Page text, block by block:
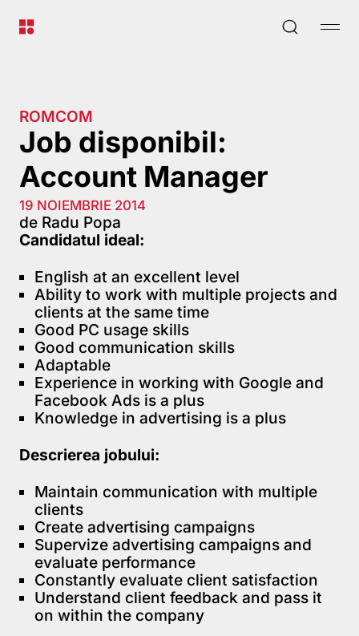
ROMCOM
Job disponibil:
Account Manager
19 NOIEMBRIE 2014
de Radu Popa
Candidatul ideal:
English at an excellent level
Ability to work with multiple projects and
clients at the same time
Good PC usage skills
Good communication skills
Adaptable
Experience in working with Google and
Facebook Ads is a plus
Knowledge in advertising is a plus
Descrierea jobului:
Maintain communication with multiple
clients
Create advertising campaigns
Supervize advertising campaigns and
evaluate performance
Constantly evaluate client satisfaction
Understand client feedback and pass it
on within the company